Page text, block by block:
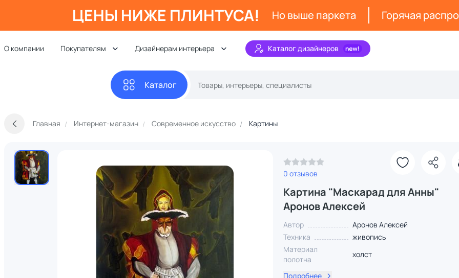
ЦЕНЫ НИЖЕ ПЛИНТУСА! Но выше паркета Горячая
О компании Покупателям Дизайнерам интерьера Каталог дизайнеров
Каталог
Главная Интернет-магазин Современное искусство Картины
0 отзывов
Картина "Маскарад для Анны"
Аронов Алексей
Автор
Аронов Алексей
Техника
живопись
Материал
полотна
холст
Подробнее